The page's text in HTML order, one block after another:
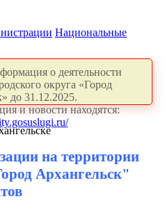
Национальные
о деятельности
округа «Город
до 31.12.2025.
и новости находятся:
на территории
Архангельск"